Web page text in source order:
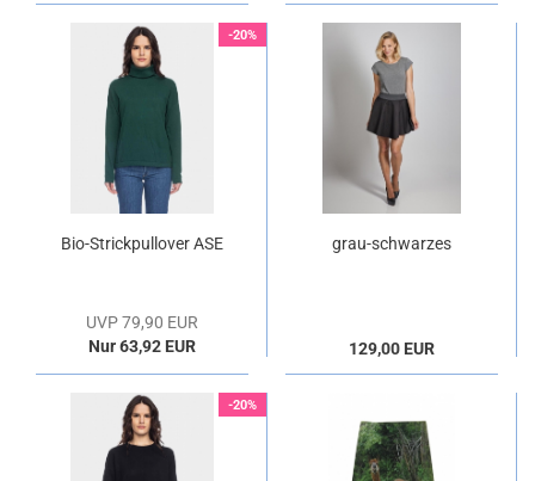
-20%
Bio-Strickpullover ASE
UVP 79,90 EUR
Nur 63,92 EUR
grau-schwarzes
129,00 EUR
-20%